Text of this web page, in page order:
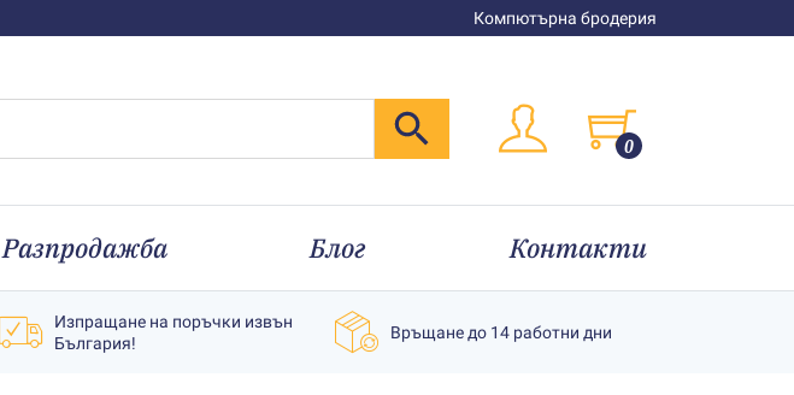
Компютърна бродерия
0
Разпродажба Блог Контакти
Изпращане на поръчки извън
България!
Връщане до 14 работни дни